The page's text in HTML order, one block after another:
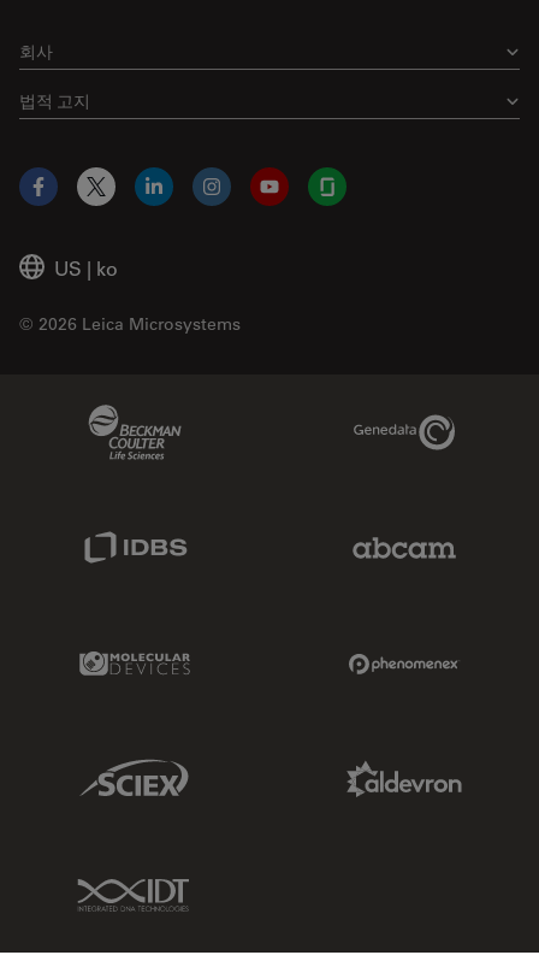
회사
법적 고지
US | ko
© 2026 Leica Microsystems
Facebook
X LinkedInInstagramYouTubeGlassdoor
Genedata Link
Molecular Devices Link
Sciex Link
IDT Link